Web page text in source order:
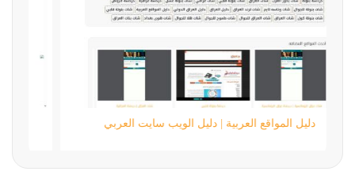
دليل المواقع العربية | دليل الويب سايت العربي